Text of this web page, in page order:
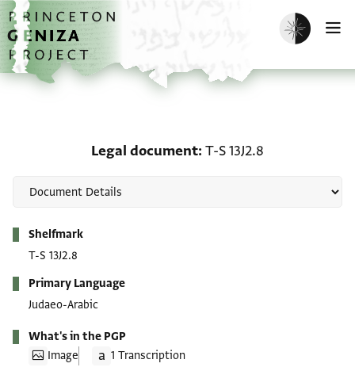
Skip to main content
home
Enable dark
Legal document T-S 13J2.8
Shelfmark
T-S 13J2.8
Primary Language
Judaeo-Arabic
What's in the PGP
Image
1 Transcription